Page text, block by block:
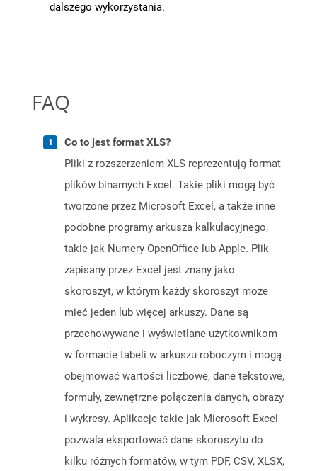
dalszego wykorzystania.
FAQ
Co to jest format XLS?
Pliki z rozszerzeniem XLS reprezentują format
plików binarnych Excel. Takie pliki mogą być
tworzone przez Microsoft Excel, a także inne
podobne programy arkusza kalkulacyjnego,
takie jak Numery OpenOffice lub Apple. Plik
zapisany przez Excel jest znany jako
skoroszyt, w którym każdy skoroszyt może
mieć jeden lub więcej arkuszy. Dane są
przechowywane i wyświetlane użytkownikom
w formacie tabeli w arkuszu roboczym i mogą
obejmować wartości liczbowe, dane tekstowe,
formuły, zewnętrzne połączenia danych, obrazy
i wykresy. Aplikacje takie jak Microsoft Excel
pozwala eksportować dane skoroszytu do
kilku różnych formatów, w tym PDF, CSV, XLSX,